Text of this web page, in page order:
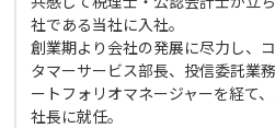
社である当社に入社。
創業期より会社の発展に尽力し、
タマーサービス部長、投信委託業
ートフォリオマネージャーを経て
社長に就任。